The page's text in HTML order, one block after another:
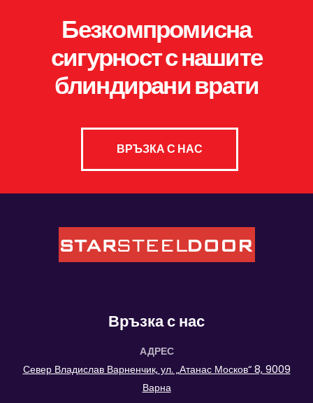
Безкомпромисна
сигурност с нашите
блиндирани врати
ВРЪЗКА С НАС
Връзка с нас
АДРЕС
Север Владислав Варненчик, ул. „Атанас Москов“ 8, 9009
Варна